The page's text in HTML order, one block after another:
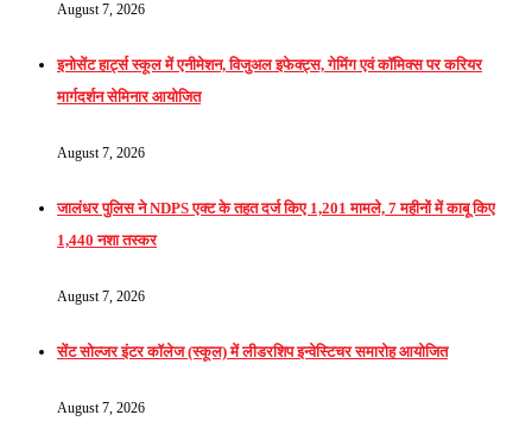
August 7, 2026
इनोसेंट हार्ट्स स्कूल में एनीमेशन, विजुअल इफेक्ट्स, गेमिंग एवं कॉमिक्स पर करियर
मार्गदर्शन सेमिनार आयोजित
August 7, 2026
जालंधर पुलिस ने NDPS एक्ट के तहत दर्ज किए 1,201 मामले, 7 महीनों में काबू किए
1,440 नशा तस्कर
August 7, 2026
सेंट सोल्जर इंटर कॉलेज (स्कूल) में लीडरशिप इन्वेस्टिचर समारोह आयोजित
August 7, 2026